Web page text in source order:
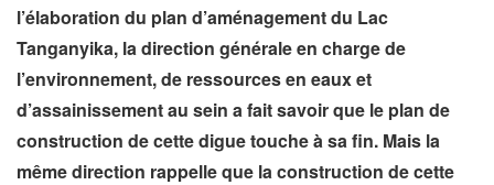
l’élaboration du plan d’aménagement du Lac
Tanganyika, la direction générale en charge de
l’environnement, de ressources en eaux et
d’assainissement au sein a fait savoir que le plan de
construction de cette digue touche à sa fin. Mais la
même direction rappelle que la construction de cette